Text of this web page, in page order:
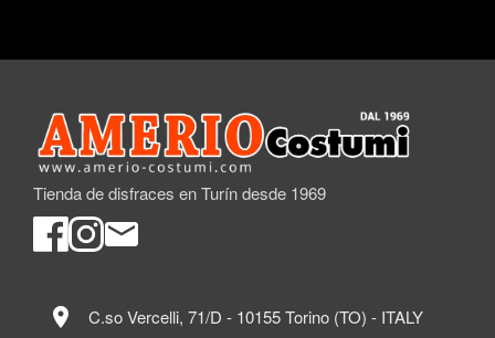
Tienda de disfraces en Turín desde 1969
location_on C.so Vercelli, 71/D - 10155 Torino (TO) - ITALY